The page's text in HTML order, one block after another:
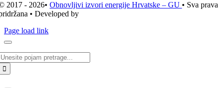
2017 - 2026•Obnovljivi izvori energije Hrvatske – GU • Sva prava
• Developed by
Page load link